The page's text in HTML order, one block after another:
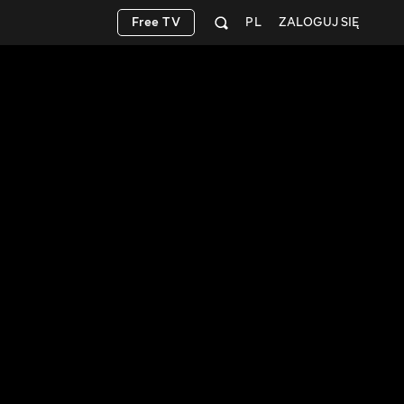
ZALOGUJ SIĘ
PL
Free TV